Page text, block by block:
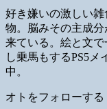
好き嫌いの激しい
物。脳みその主成
来ている。絵と文
し乗馬もするPS5
中。
オトをフォローする